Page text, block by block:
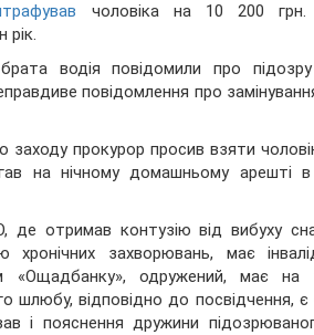
чоловіка на 10 200 грн.
рік.
водія повідомили про
повідомлення про
заходу прокурор просив взяти
на нічному домашньому арешті в
де отримав контузію від вибуху
захворювань, має
«Ощадбанку», одружений, має на
шлюбу, відповідно до посвідчення, є
і пояснення дружини